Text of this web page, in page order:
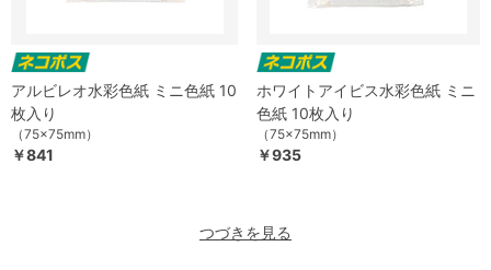
アルビレオ水彩色紙 ミニ色紙 10
枚入り
（75×75mm）
￥841
ホワイトアイビス水彩色紙 ミニ
色紙 10枚入り
（75×75mm）
￥935
つづきを見る